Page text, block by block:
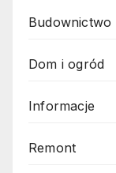
Budownictwo
Dom i ogród
Informacje
Remont